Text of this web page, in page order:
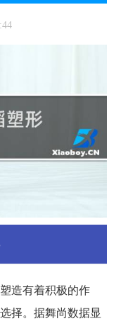
造有着积极的作
择。据舞尚数据显